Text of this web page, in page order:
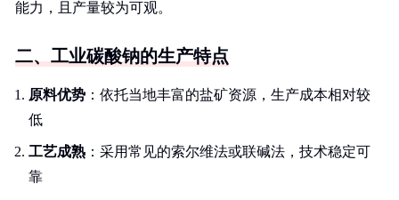
能力，且产量较为可观。
二、工业碳酸钠的生产特点
原料优势 ：依托当地丰富的盐矿资源，生产成本相对较
低
工艺成熟 ：采用常见的索尔维法或联碱法，技术稳定可
靠